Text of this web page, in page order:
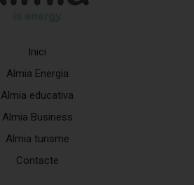
Inici
Almia Energia
Almia educativa
Almia Business
Almia turisme
Contacte